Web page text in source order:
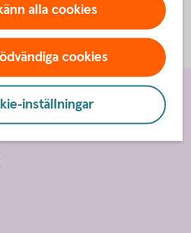
alla cookies
cookies
inställningar